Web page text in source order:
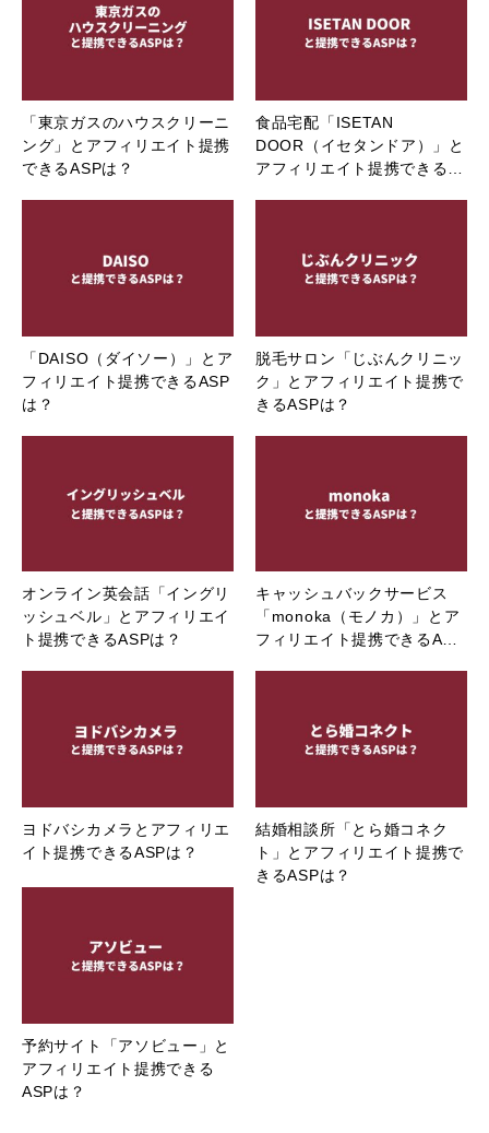
「東京ガスのハウスクリーニ
ング」とアフィリエイト提携
できるASPは？
食品宅配「ISETAN
DOOR（イセタンドア）」と
アフィリエイト提携できる…
「DAISO（ダイソー）」とア
フィリエイト提携できるASP
は？
脱毛サロン「じぶんクリニッ
ク」とアフィリエイト提携で
きるASPは？
オンライン英会話「イングリ
ッシュベル」とアフィリエイ
ト提携できるASPは？
キャッシュバックサービス
「monoka（モノカ）」とア
フィリエイト提携できるA…
ヨドバシカメラとアフィリエ
イト提携できるASPは？
結婚相談所「とら婚コネク
ト」とアフィリエイト提携で
きるASPは？
予約サイト「アソビュー」と
アフィリエイト提携できる
ASPは？